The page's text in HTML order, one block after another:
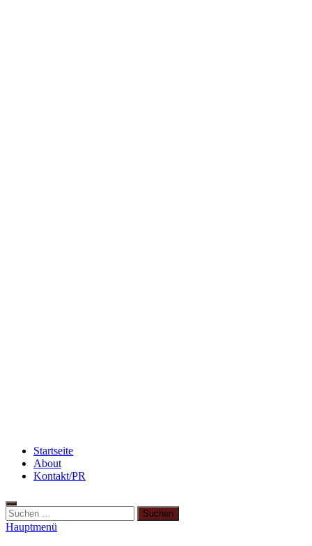
Startseite
About
Kontakt/PR
Suchen
nach:
Hauptmenü